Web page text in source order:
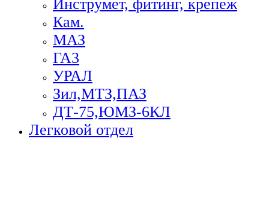
Инструмет, фитинг, крепеж
Кам.
МАЗ
ГА3
УРАЛ
Зил,МТЗ,ПАЗ
ДТ-75,ЮМЗ-6КЛ
Легковой отдел